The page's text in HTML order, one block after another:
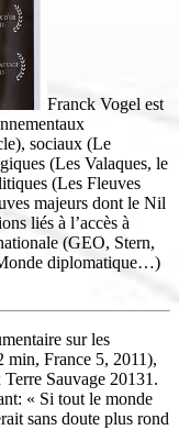
Franck Vogel est
sociaux (Le
(Les Valaques, le
(Les Fleuves
majeurs dont le Nil
liés à l’accès à
(GEO, Stern,
diplomatique…)
sur les
min, France 5, 2011),
Sauvage 20131.
« Si tout le monde
sans doute plus rond